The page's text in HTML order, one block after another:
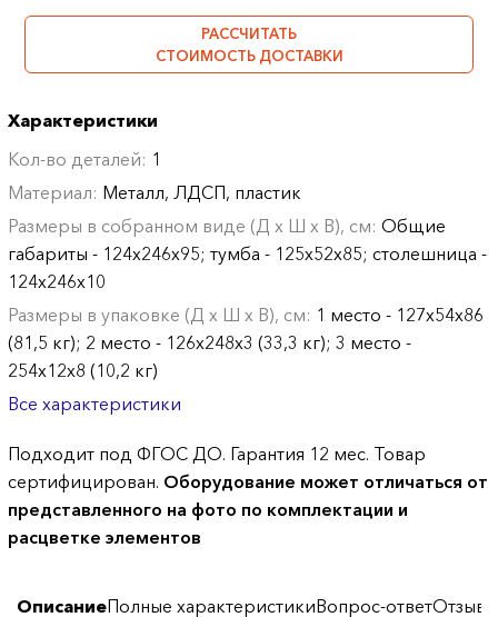
РАССЧИТАТЬ
СТОИМОСТЬ ДОСТАВКИ
Характеристики
Кол-во деталей: 1
Материал: Металл, ЛДСП, пластик
Размеры в собранном виде (Д х Ш х В), см:Общие
габариты - 124х246х95; тумба - 125х52х85; столешница -
124х246х10
Размеры в упаковке (Д х Ш х В), см: 1 место - 127х54х86
(81,5 кг); 2 место - 126х248х3 (33,3 кг); 3 место -
254х12х8 (10,2 кг)
Все характеристики
Подходит под ФГОС ДО. Гарантия 12 мес. Товар
сертифицирован. Оборудование может отличаться от
представленного на фото по комплектации и
расцветке элементов
ОписаниеПолные характеристикиВопрос-ответОтзывы